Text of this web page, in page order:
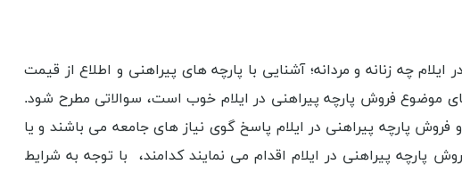
چه زنانه و مردانه؛ آشنایی با پارچه های پیراهنی و اطلاع از قیمت
موضوع فروش پارچه پیراهنی در ایلام خوب است، سوالاتی مطرح شود.
پارچه پیراهنی در ایلام پاسخ گوی نیاز های جامعه می باشند و یا
پارچه پیراهنی در ایلام اقدام می نمایند کدامند، با توجه به شرایط